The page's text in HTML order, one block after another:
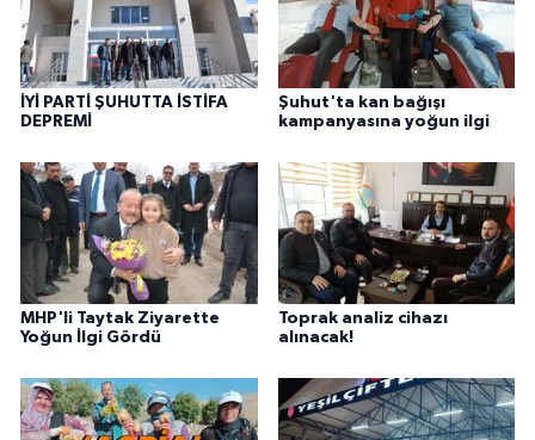
İYİ PARTİ ŞUHUTTA İSTİFA
DEPREMİ
Şuhut'ta kan bağışı
kampanyasına yoğun ilgi
MHP'li Taytak Ziyarette
Yoğun İlgi Gördü
Toprak analiz cihazı
alınacak!